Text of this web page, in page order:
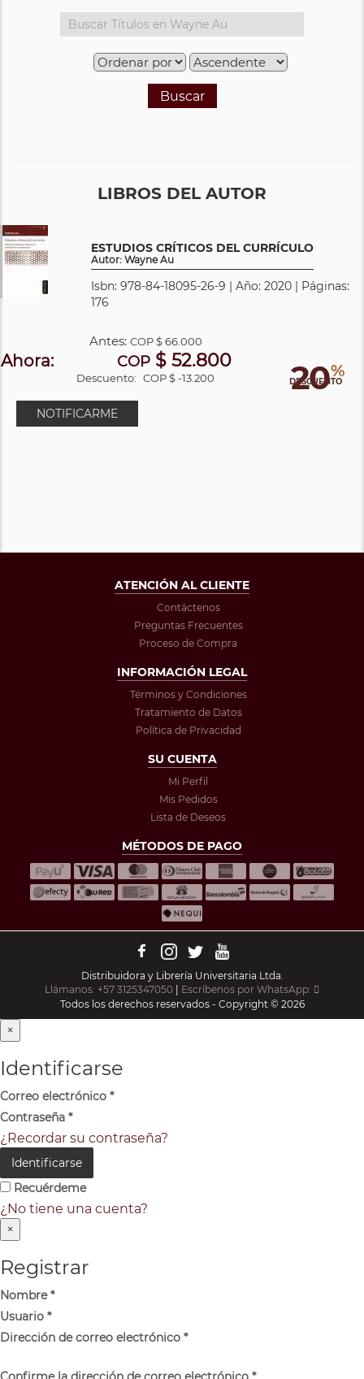
Buscar
LIBROS DEL AUTOR
ESTUDIOS CRÍTICOS DEL CURRÍCULO
Autor: Wayne Au
Isbn: 978-84-18095-26-9 | Año: 2020 | Páginas:
176
20%
DESCUENTO
Antes: COP$ 66.000
Ahora: COP$ 52.800
Descuento: COP $ -13.200
NOTIFICARME
ATENCIÓN AL CLIENTE
Contáctenos
Preguntas Frecuentes
Proceso de Compra
INFORMACIÓN LEGAL
Términos y Condiciones
Tratamiento de Datos
Política de Privacidad
SU CUENTA
Mi Perfil
Mis Pedidos
Lista de Deseos
MÉTODOS DE PAGO
Distribuidora y Librería Universitaria Ltda.
Llámanos: +57 3125347050 | Escríbenos por WhatsApp:
Todos los derechos reservados - Copyright © 2026
×
Identificarse
Correo electrónico *
Contraseña *
¿Recordar su contraseña?
Identificarse
Recuérdeme
¿No tiene una cuenta?
×
Registrar
Nombre*
Usuario *
Dirección de correo electrónico *